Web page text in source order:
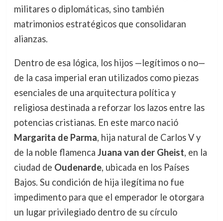
militares o diplomáticas, sino también
matrimonios estratégicos que consolidaran
alianzas.
Dentro de esa lógica, los hijos —legítimos o no—
de la casa imperial eran utilizados como piezas
esenciales de una arquitectura política y
religiosa destinada a reforzar los lazos entre las
potencias cristianas. En este marco nació
Margarita de Parma, hija natural de Carlos V y
de la noble flamenca Juana van der Gheist, en la
ciudad de Oudenarde, ubicada en los Países
Bajos. Su condición de hija ilegítima no fue
impedimento para que el emperador le otorgara
un lugar privilegiado dentro de su círculo